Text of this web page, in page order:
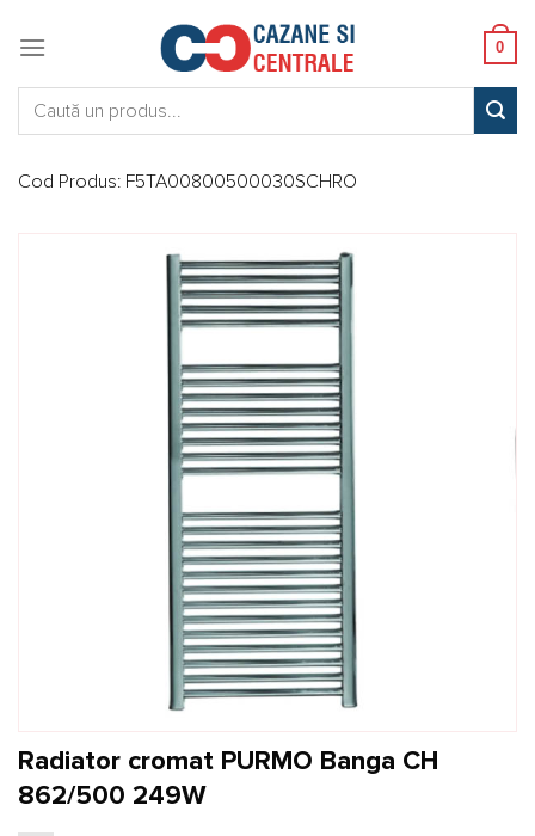
0
Cod Produs: F5TA00800500030SCHRO
Radiator cromat PURMO Banga CH
862/500 249W